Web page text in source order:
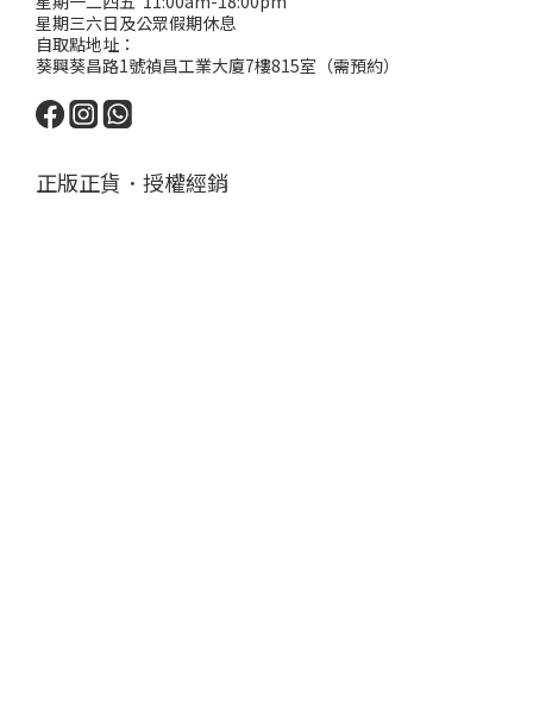
星期三六日及公眾假期休息
自取點地址：
葵興葵昌路1號禎昌工業大廈7樓815室（需預約）
正版正貨．授權經銷